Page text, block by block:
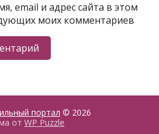
email и адрес сайта в этом
моих комментариев
портал © 2026
от WP Puzzle